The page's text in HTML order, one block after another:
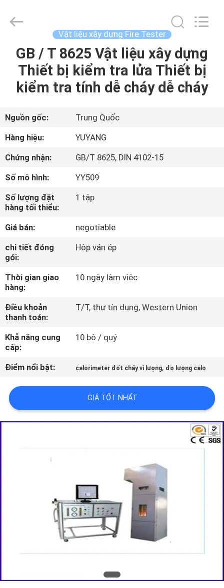
TRANG
CHỦ
SẢN
PHẨM
DẪN
VR
VỀ
CHÚNG
THAM
QUAN
NHÀ
MÁY
LIÊN
HỆ
CHÚNG
2026
DONGGUAN
Vật liệu xây dựng Fire Tester
GB / T 8625 Vật liệu xây dựng
Thiết bị kiểm tra lửa Thiết bị
kiểm tra tính dễ cháy dễ cháy
Nguồn gốc:
Trung Quốc
Hàng hiệu:
YUYANG
Chứng nhận:
GB/T 8625, DIN 4102-15
Số mô hình:
YY509
Số lượng đặt
hàng tối thiểu:
1 tập
Giá bán:
negotiable
chi tiết đóng
gói:
Hộp ván ép
Thời gian giao
hàng:
10 ngày làm việc
Điều khoản
thanh toán:
T/T, thư tín dụng, Western Union
Khả năng cung
cấp:
10 bộ / quý
Điểm nổi bật: calorimeter đốt cháy vi lượng, đo lượng calo
GIÁ TỐT NHẤT